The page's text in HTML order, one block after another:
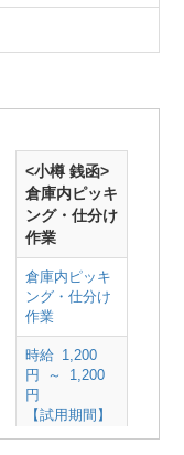
<小樽 銭函>
倉庫内ピッキ
ング・仕分け
作業
倉庫内ピッキ
ング・仕分け
作業
時給 1,200
円 ～ 1,200
円
【試用期間】
試用期間なし